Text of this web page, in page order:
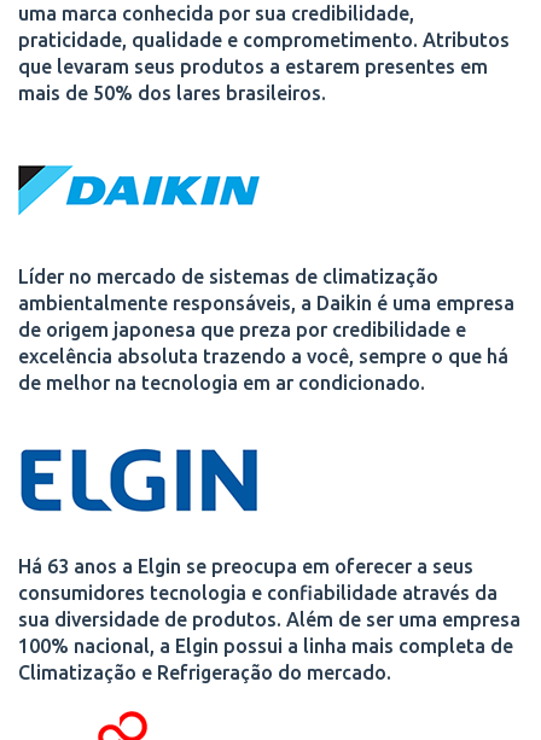
uma marca conhecida por sua credibilidade,
praticidade, qualidade e comprometimento. Atributos
que levaram seus produtos a estarem presentes em
mais de 50% dos lares brasileiros.
Líder no mercado de sistemas de climatização
ambientalmente responsáveis, a Daikin é uma empresa
de origem japonesa que preza por credibilidade e
excelência absoluta trazendo a você, sempre o que há
de melhor na tecnologia em ar condicionado.
Há 63 anos a Elgin se preocupa em oferecer a seus
consumidores tecnologia e confiabilidade através da
sua diversidade de produtos. Além de ser uma empresa
100% nacional, a Elgin possui a linha mais completa de
Climatização e Refrigeração do mercado.